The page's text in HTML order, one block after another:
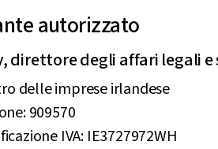
autorizzato
direttore degli affari legali e
delle imprese irlandese
909570
IVA: IE3727972WH